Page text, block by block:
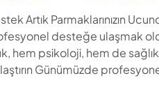
Artık Parmaklarınızın
desteğe ulaşmak
hem psikoloji, hem de
Günümüzde